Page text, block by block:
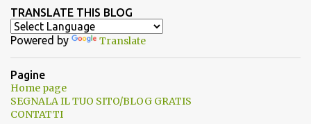
TRANSLATE THIS BLOG
Powered by Translate
Pagine
Home page
SEGNALA IL TUO SITO/BLOG GRATIS
CONTATTI